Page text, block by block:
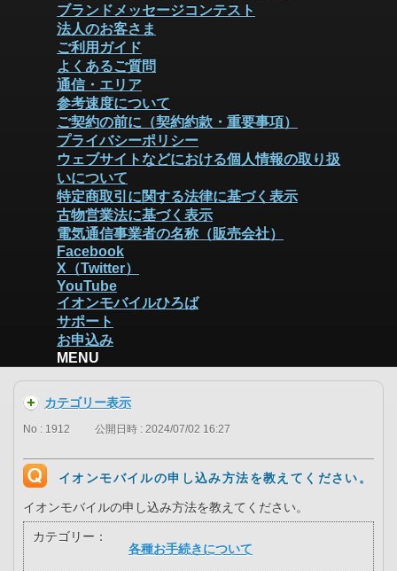
ブランドメッセージコンテスト
法人のお客さま
ご利用ガイド
よくあるご質問
通信・エリア
参考速度について
ご契約の前に（契約約款・重要事項）
プライバシーポリシー
ウェブサイトなどにおける個人情報の取り扱
いについて
特定商取引に関する法律に基づく表示
古物営業法に基づく表示
電気通信事業者の名称（販売会社）
Facebook
X（Twitter）
YouTube
イオンモバイルひろば
サポート
お申込み
MENU
カテゴリー表示
No : 1912 公開日時 : 2024/07/02 16:27
イオンモバイルの申し込み方法を教えてください。
イオンモバイルの申し込み方法を教えてください。
カテゴリー：
各種お手続きについて